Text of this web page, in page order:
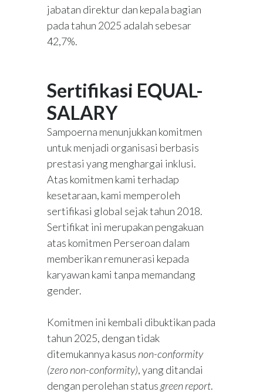
jabatan direktur dan kepala bagian
pada tahun 2025 adalah sebesar
42,7%.
Sertifikasi EQUAL-
SALARY
Sampoerna menunjukkan komitmen
untuk menjadi organisasi berbasis
prestasi yang menghargai inklusi.
Atas komitmen kami terhadap
kesetaraan, kami memperoleh
sertifikasi global sejak tahun 2018.
Sertifikat ini merupakan pengakuan
atas komitmen Perseroan dalam
memberikan remunerasi kepada
karyawan kami tanpa memandang
gender.
Komitmen ini kembali dibuktikan pada
tahun 2025, dengan tidak
ditemukannya kasus non-conformity
(zero non-conformity), yang ditandai
dengan perolehan status green report.